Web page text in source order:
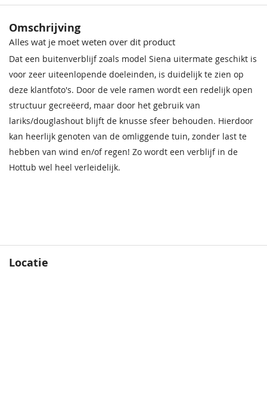
Omschrijving
Alles wat je moet weten over dit product
Dat een buitenverblijf zoals model Siena uitermate geschikt is
voor zeer uiteenlopende doeleinden, is duidelijk te zien op
deze klantfoto's. Door de vele ramen wordt een redelijk open
structuur gecreëerd, maar door het gebruik van
lariks/douglashout blijft de knusse sfeer behouden. Hierdoor
kan heerlijk genoten van de omliggende tuin, zonder last te
hebben van wind en/of regen! Zo wordt een verblijf in de
Hottub wel heel verleidelijk.
Locatie